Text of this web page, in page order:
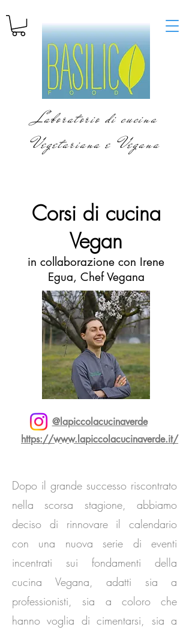
Laboratorio di cucina
Vegetariana e Vegana
Corsi di cucina
Vegan
in collaborazione con Irene
Egua, Chef Vegana
@lapiccolacucinaverde
https://www.lapiccolacucinaverde.it/
Dopo il grande successo riscontrato
nella scorsa stagione, abbiamo
deciso di rinnovare il calendario
con una nuova serie di eventi
incentrati sui fondamenti della
cucina Vegana, adatti sia a
professionisti, sia a coloro che
hanno voglia di cimentarsi, sia a